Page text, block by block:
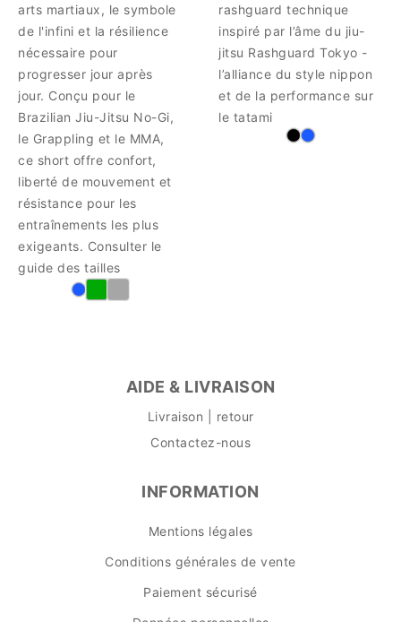
arts martiaux, le symbole
de l'infini et la résilience
nécessaire pour
progresser jour après
jour. Conçu pour le
Brazilian Jiu-Jitsu No-Gi,
le Grappling et le MMA,
ce short offre confort,
liberté de mouvement et
résistance pour les
entraînements les plus
exigeants. Consulter le
guide des tailles
rashguard technique
inspiré par l’âme du jiu-
jitsu Rashguard Tokyo -
l’alliance du style nippon
et de la performance sur
le tatami
AIDE & LIVRAISON
Livraison | retour
Contactez-nous
INFORMATION
Mentions légales
Conditions générales de vente
Paiement sécurisé